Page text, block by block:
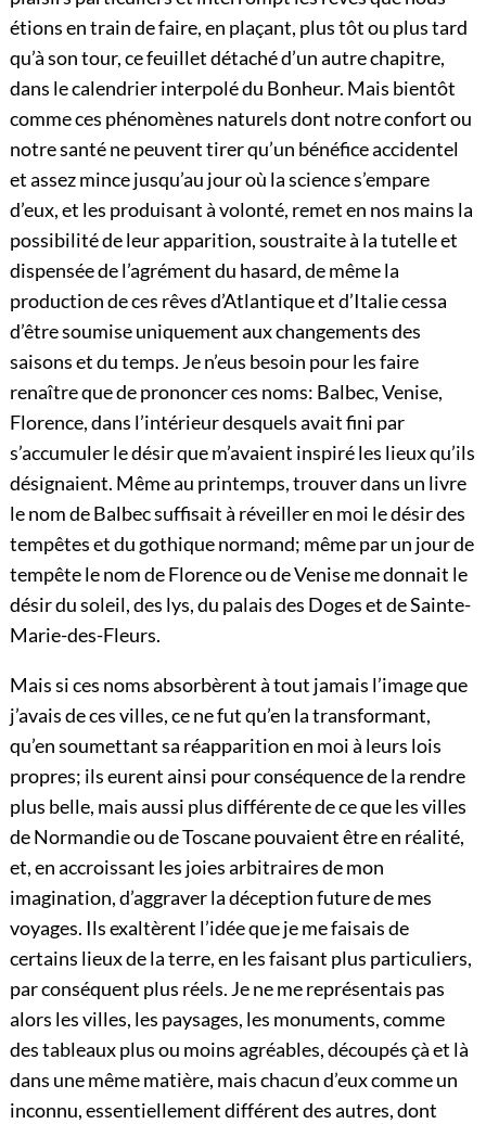
étions en train de faire, en plaçant, plus tôt ou plus tard
qu’à son tour, ce feuillet détaché d’un autre chapitre,
dans le calendrier interpolé du Bonheur. Mais bientôt
comme ces phénomènes naturels dont notre confort ou
notre santé ne peuvent tirer qu’un bénéfice accidentel
et assez mince jusqu’au jour où la science s’empare
d’eux, et les produisant à volonté, remet en nos mains la
possibilité de leur apparition, soustraite à la tutelle et
dispensée de l’agrément du hasard, de même la
production de ces rêves d’Atlantique et d’Italie cessa
d’être soumise uniquement aux changements des
saisons et du temps. Je n’eus besoin pour les faire
renaître que de prononcer ces noms: Balbec, Venise,
Florence, dans l’intérieur desquels avait fini par
s’accumuler le désir que m’avaient inspiré les lieux qu’ils
désignaient. Même au printemps, trouver dans un livre
le nom de Balbec suffisait à réveiller en moi le désir des
tempêtes et du gothique normand; même par un jour de
tempête le nom de Florence ou de Venise me donnait le
désir du soleil, des lys, du palais des Doges et de Sainte-
Marie-des-Fleurs.
Mais si ces noms absorbèrent à tout jamais l’image que
j’avais de ces villes, ce ne fut qu’en la transformant,
qu’en soumettant sa réapparition en moi à leurs lois
propres; ils eurent ainsi pour conséquence de la rendre
plus belle, mais aussi plus différente de ce que les villes
de Normandie ou de Toscane pouvaient être en réalité,
et, en accroissant les joies arbitraires de mon
imagination, d’aggraver la déception future de mes
voyages. Ils exaltèrent l’idée que je me faisais de
certains lieux de la terre, en les faisant plus particuliers,
par conséquent plus réels. Je ne me représentais pas
alors les villes, les paysages, les monuments, comme
des tableaux plus ou moins agréables, découpés çà et là
dans une même matière, mais chacun d’eux comme un
inconnu, essentiellement différent des autres, dont